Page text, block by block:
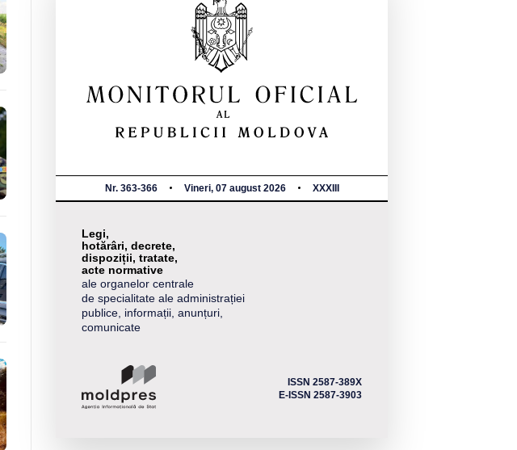
Nr. 363-366 Vineri, 07 august 2026 XXXIII
Legi,
hotărâri, decrete,
dispoziții, tratate,
acte normative
ale organelor centrale
de specialitate ale administrației
publice, informații, anunțuri,
comunicate
ISSN 2587-389X
E-ISSN 2587-3903